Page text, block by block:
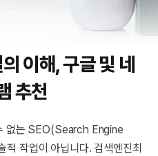
이해, 구글 및 네
추천
없는 SEO(Search Engine
작업이 아닙니다. 검색엔진최